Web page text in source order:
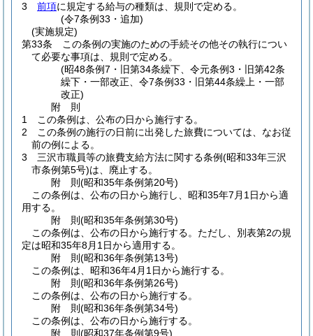
3
前項に規定する給与の種類は、規則で定める。
(令7条例33・追加)
(実施規定)
第33条
この条例の実施のための手続その他その執行につい
て必要な事項は、規則で定める。
(昭48条例7・旧第34条繰下、令元条例3・旧第42条
繰下・一部改正、令7条例33・旧第44条繰上・一部
改正)
附 則
1
この条例は、公布の日から施行する。
2
この条例の施行の日前に出発した旅費については、なお従
前の例による。
3
三沢市職員等の旅費支給方法に関する条例(昭和33年三沢
市条例第5号)は、廃止する。
附 則(昭和35年条例第20号)
この条例は、公布の日から施行し、昭和35年7月1日から適
用する。
附 則(昭和35年条例第30号)
この条例は、公布の日から施行する。 ただし、別表第2の規
定は昭和35年8月1日から適用する。
附 則(昭和36年条例第13号)
この条例は、昭和36年4月1日から施行する。
附 則(昭和36年条例第26号)
この条例は、公布の日から施行する。
附 則(昭和36年条例第34号)
この条例は、公布の日から施行する。
附 則(昭和37年条例第9号)